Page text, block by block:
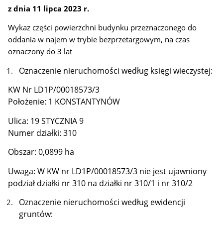
z dnia 11 lipca 2023 r.
Wykaz części powierzchni budynku przeznaczonego do
oddania w najem w trybie bezprzetargowym, na czas
oznaczony do 3 lat
Oznaczenie nieruchomości według księgi wieczystej:
KW Nr LD1P/00018573/3
Położenie: 1 KONSTANTYNÓW
Ulica: 19 STYCZNIA 9
Numer działki: 310
Obszar: 0,0899 ha
Uwaga: W KW nr LD1P/00018573/3 nie jest ujawniony
podział działki nr 310 na działki nr 310/1 i nr 310/2
Oznaczenie nieruchomości według ewidencji
gruntów: